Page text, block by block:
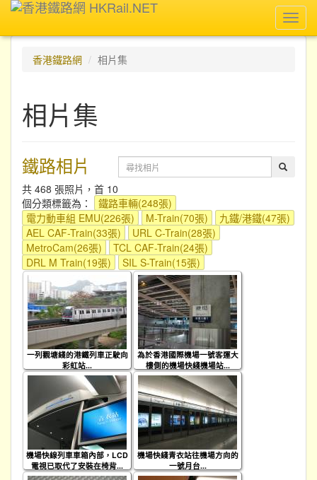
香港鐵路網
相片集
相片集
鐵路相片
共 468 張照片，首 10
個分類標籤為：
鐵路車輛(248張)
電力動車組 EMU(226張)
M-Train(70張)
九鐵/港鐵(47張)
AEL CAF-Train(33張)
URL C-Train(28張)
MetroCam(26張)
TCL CAF-Train(24張)
DRL M Train(19張)
SIL S-Train(15張)
一列觀塘綫的港鐵列車正駛向
彩虹站...
為於香港國際機場一號客運大
樓側的機場快綫機場站...
機場快線列車車箱內部，LCD
電視已取代了安裝在椅背...
機場快綫青衣站往機場方向的
一號月台...